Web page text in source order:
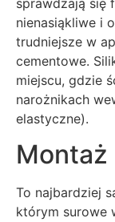
nienasiąkliwe i
trudniejsze w
cementowe.
miejscu, gdzie
narożnikach
elastyczne).
Montaż
To najbardziej
którym surowe